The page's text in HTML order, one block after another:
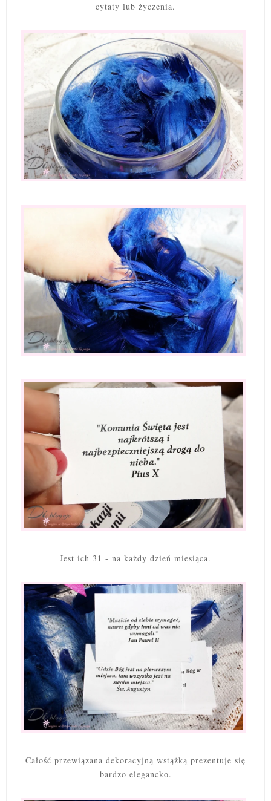
cytaty lub życzenia.
Jest ich 31 - na każdy dzień miesiąca.
Całość przewiązana dekoracyjną wstążką prezentuje się
bardzo elegancko.